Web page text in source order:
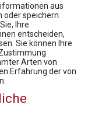
Practice Modul 2
9. RARE DISEASES DIALOG: Seltene Erkrankungen und COVID-19 - was haben wir gelernt? Welche wichtigen Erkenntnisse hat ein Jahr Pandemie für Forschung & Entwicklung gebracht? Welche zusätzlichen Maßnahmen in der Gesundheitsversorgung braucht es?
innovate"
(1)
aus
oder speichern.
Ihre
entscheiden,
Sie können Ihre
Arten von
Erfahrung der von